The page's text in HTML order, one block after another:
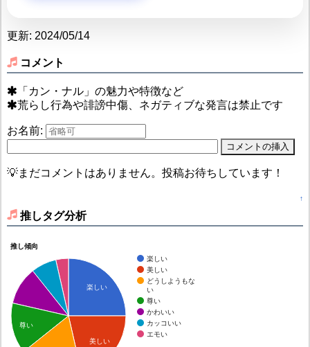
更新: 2024/05/14
コメント
「カン・ナル」の魅力や特徴など
荒らし行為や誹謗中傷、ネガティブな発言は禁止です
お名前:
💡まだコメントはありません。投稿お待ちしています！
↑
推しタグ分析
推し傾向
楽しい
美しい
どうしようもな
い
尊い
かわいい
カッコいい
エモい
楽しい
美しい
尊い